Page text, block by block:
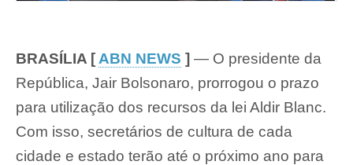
BRASÍLIA [ ABN NEWS ] — O presidente da
República, Jair Bolsonaro, prorrogou o prazo
para utilização dos recursos da lei Aldir Blanc.
Com isso, secretários de cultura de cada
cidade e estado terão até o próximo ano para